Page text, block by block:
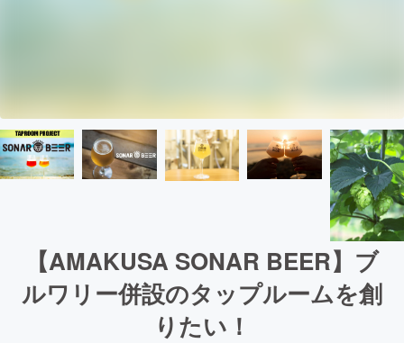
【AMAKUSA SONAR BEER】ブ
ルワリー併設のタップルームを創
りたい！